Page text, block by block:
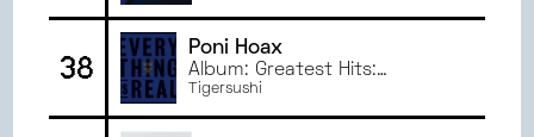
38
Poni Hoax
Album: Greatest Hits:
Everything Is Real
Tigersushi